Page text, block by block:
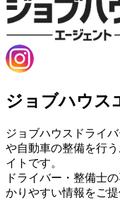
ジョブハウス
ジョブハウスドライ
や自動車の整備を行
イトです。
ドライバー・整備士
かりやすい情報をご提